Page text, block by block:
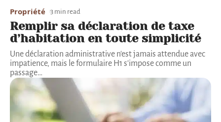
Propriété 3 min read
Remplir sa déclaration de taxe
d’habitation en toute simplicité
Une déclaration administrative n'est jamais attendue avec
impatience, mais le formulaire H1 s'impose comme un
passage…